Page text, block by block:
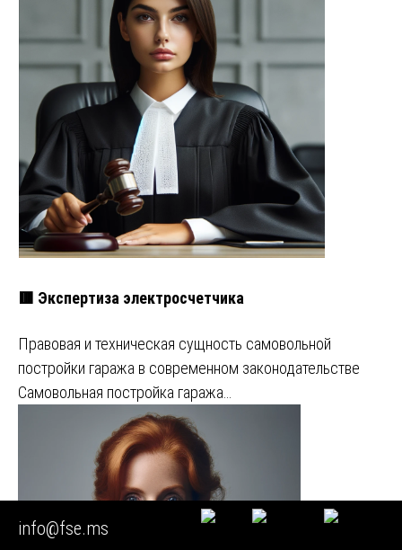
🟥 Экспертиза электросчетчика
Правовая и техническая сущность самовольной
постройки гаража в современном законодательстве
Самовольная постройка гаража…
info@fse.ms